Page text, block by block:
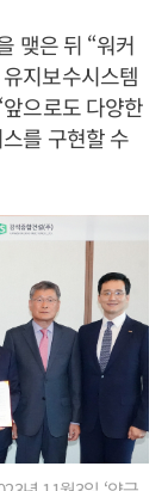
맺은 뒤 “워커
지보수시스템
으로도 다양한
를 구현할 수